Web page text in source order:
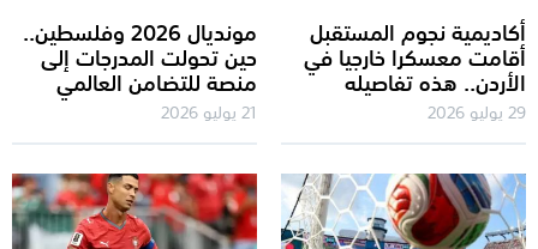
أكاديمية نجوم المستقبل
أقامت معسكرا خارجيا في
الأردن.. هذه تفاصيله
29 يوليو 2026
مونديال 2026 وفلسطين..
حين تحولت المدرجات إلى
منصة للتضامن العالمي
21 يوليو 2026